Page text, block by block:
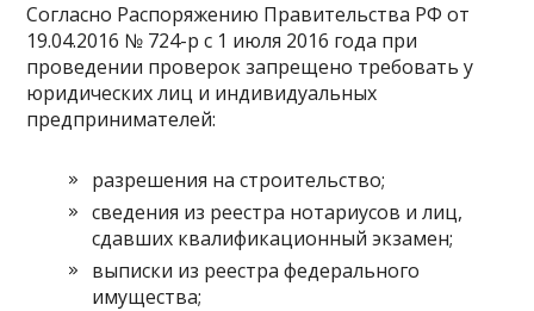
Согласно Распоряжению Правительства РФ от
19.04.2016 № 724-р с 1 июля 2016 года при
проведении проверок запрещено требовать у
юридических лиц и индивидуальных
предпринимателей:
разрешения на строительство;
сведения из реестра нотариусов и лиц,
сдавших квалификационный экзамен;
выписки из реестра федерального
имущества;